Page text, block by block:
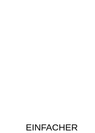
EINFACHER